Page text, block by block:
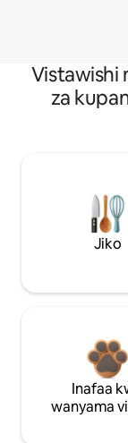
Vistawishi
za
Jiko
Inafaa
wanyama